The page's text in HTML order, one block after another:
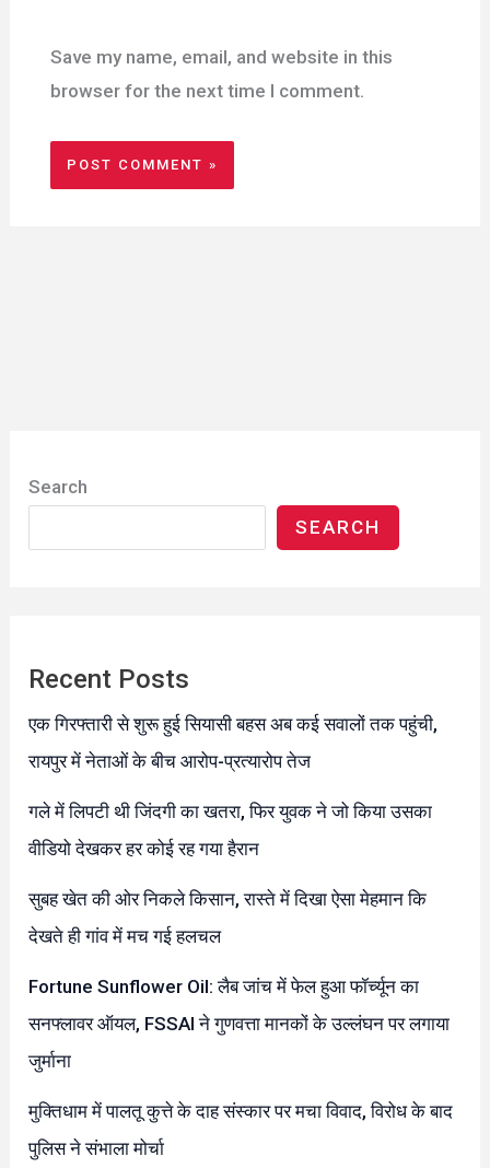
Save my name, email, and website in this
browser for the next time I comment.
Search
SEARCH
Recent Posts
एक गिरफ्तारी से शुरू हुई सियासी बहस अब कई सवालों तक पहुंची,
रायपुर में नेताओं के बीच आरोप-प्रत्यारोप तेज
गले में लिपटी थी जिंदगी का खतरा, फिर युवक ने जो किया उसका
वीडियो देखकर हर कोई रह गया हैरान
सुबह खेत की ओर निकले किसान, रास्ते में दिखा ऐसा मेहमान कि
देखते ही गांव में मच गई हलचल
Fortune Sunflower Oil: लैब जांच में फेल हुआ फॉर्च्यून का
सनफ्लावर ऑयल, FSSAI ने गुणवत्ता मानकों के उल्लंघन पर लगाया
जुर्माना
मुक्तिधाम में पालतू कुत्ते के दाह संस्कार पर मचा विवाद, विरोध के बाद
पुलिस ने संभाला मोर्चा